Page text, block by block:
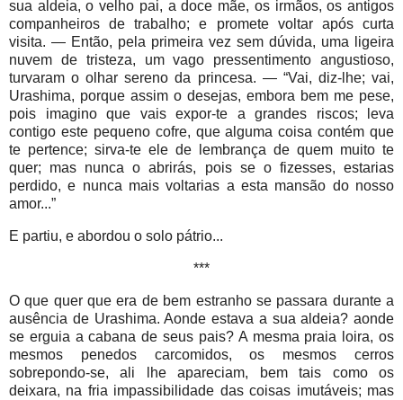
sua aldeia, o velho pai, a doce mãe, os irmãos, os antigos
companheiros de trabalho; e promete voltar após curta
visita. — Então, pela primeira vez sem dúvida, uma ligeira
nuvem de tristeza, um vago pressentimento angustioso,
turvaram o olhar sereno da princesa. — “Vai, diz-lhe; vai,
Urashima, porque assim o desejas, embora bem me pese,
pois imagino que vais expor-te a grandes riscos; leva
contigo este pequeno cofre, que alguma coisa contém que
te pertence; sirva-te ele de lembrança de quem muito te
quer; mas nunca o abrirás, pois se o fizesses, estarias
perdido, e nunca mais voltarias a esta mansão do nosso
amor...”
E partiu, e abordou o solo pátrio...
***
O que quer que era de bem estranho se passara durante a
ausência de Urashima. Aonde estava a sua aldeia? aonde
se erguia a cabana de seus pais? A mesma praia loira, os
mesmos penedos carcomidos, os mesmos cerros
sobrepondo-se, ali lhe apareciam, bem tais como os
deixara, na fria impassibilidade das coisas imutáveis; mas